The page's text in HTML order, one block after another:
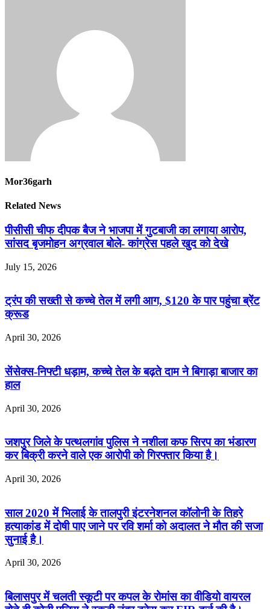
Mor36garh
Related News
पीसीसी चीफ दीपक बैज ने भाजपा में गुटबाजी का लगाया आरोप,
सांसद बृजमोहन अग्रवाल बोले- कांग्रेस पहले खुद को देखे
July 15, 2026
ट्रंप की सख्ती से कच्चे तेल में लगी आग, $120 के पार पहुंचा ब्रेंट
क्रूड
April 30, 2026
सेंसेक्स-निफ्टी धड़ाम, कच्चे तेल के बढ़ते दाम ने बिगाड़ा बाजार का
हाल
April 30, 2026
जशपुर जिले के पत्थलगांव पुलिस ने नशीला कफ सिरप का भंडारण
कर बिक्री करने वाले एक आरोपी को गिरफ्तार किया है।
April 30, 2026
साल 2020 में भिलाई के तालपुरी इंटरनेशनल कॉलोनी के तिहरे
हत्याकांड में दोषी पाए जाने पर रवि शर्मा को अदालत ने मौत की सजा
सुनाई है।
April 30, 2026
बिलासपुर में चलती स्कूटी पर कपल के रोमांस का वीडियो वायरल